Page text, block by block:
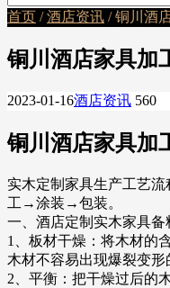
首页 /酒店资讯 / 铜川酒
铜川酒店家具加
2023-01-16酒店资讯 560
铜川酒店家具加
实木定制家具生产工艺
工→涂装→包装。
一、酒店定制实木家具备
1、板材干燥：将木材的
木材不容易出现爆裂变形
2、平衡：把干燥过后的